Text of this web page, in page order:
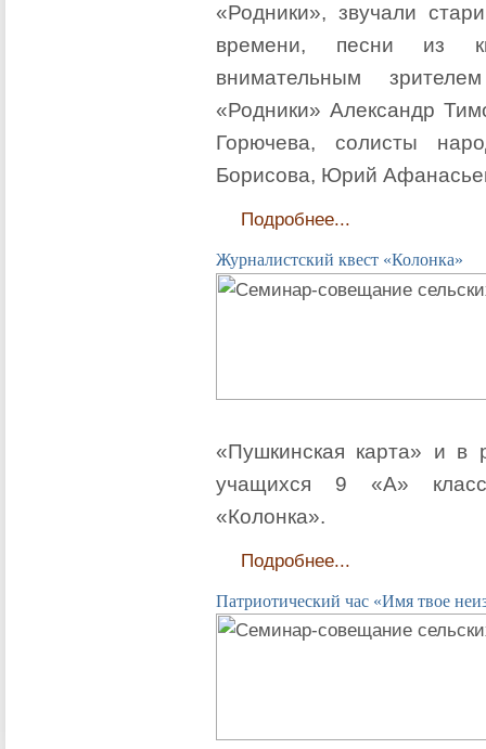
«Родники», звучали
времени, песни из
внимательным
«Родники» Александр
Горючева, солисты
Борисова, Юрий
Подробнее...
Журналистский квест «Колонка»
«Пушкинская карта» и в
учащихся 9 «А»
«Колонка».
Подробнее...
Патриотический час «Имя твое